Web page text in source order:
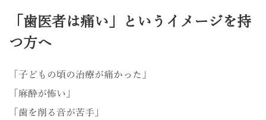
「歯医者は痛い」というイメージを持
つ方へ
「子どもの頃の治療が痛かった」
「麻酔が怖い」
「歯を削る音が苦手」